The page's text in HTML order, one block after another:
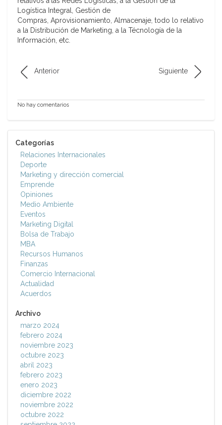
Logística Integral, Gestión de
Compras, Aprovisionamiento, Almacenaje, todo lo relativo
a la Distribución de Marketing, a la Técnología de la
Información, etc.
Anterior Siguiente
No hay comentarios
Categorías
Relaciones Internacionales
Deporte
Marketing y dirección comercial
Emprende
Opiniones
Medio Ambiente
Eventos
Marketing Digital
Bolsa de Trabajo
MBA
Recursos Humanos
Finanzas
Comercio Internacional
Actualidad
Acuerdos
Archivo
marzo 2024
febrero 2024
noviembre 2023
octubre 2023
abril 2023
febrero 2023
enero 2023
diciembre 2022
noviembre 2022
octubre 2022